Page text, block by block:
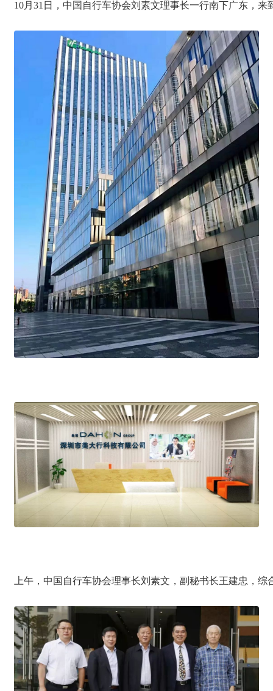
10月31日，中国自行车协会刘素文理事长一行南下广东，
上午，中国自行车协会理事长刘素文，副秘书长王建忠，